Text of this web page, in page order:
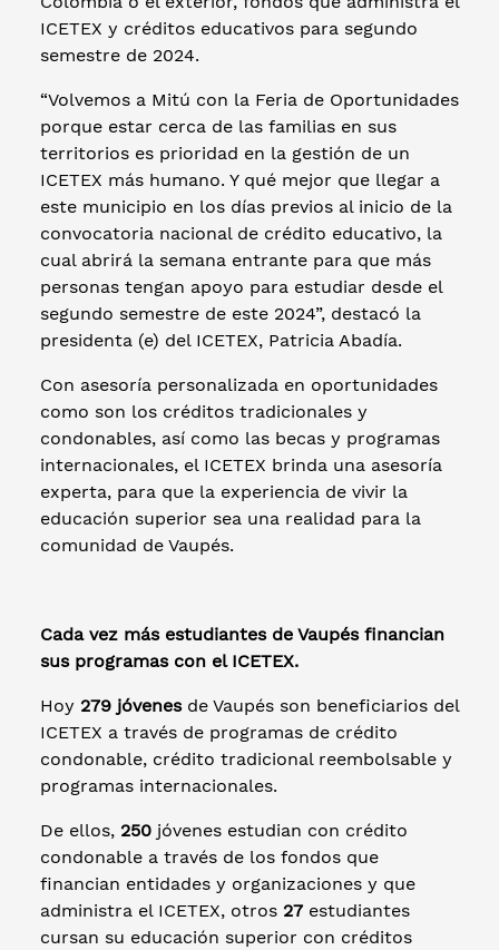
ICETEX y créditos educativos para segundo
semestre de 2024.
“Volvemos a Mitú con la Feria de Oportunidades
porque estar cerca de las familias en sus
territorios es prioridad en la gestión de un
ICETEX más humano. Y qué mejor que llegar a
este municipio en los días previos al inicio de la
convocatoria nacional de crédito educativo, la
cual abrirá la semana entrante para que más
personas tengan apoyo para estudiar desde el
segundo semestre de este 2024”, destacó la
presidenta (e) del ICETEX, Patricia Abadía.
Con asesoría personalizada en oportunidades
como son los créditos tradicionales y
condonables, así como las becas y programas
internacionales, el ICETEX brinda una asesoría
experta, para que la experiencia de vivir la
educación superior sea una realidad para la
comunidad de Vaupés.
Cada vez más estudiantes de Vaupés financian
sus programas con el ICETEX.
Hoy 279 jóvenesde Vaupés son beneficiarios del
ICETEX a través de programas de crédito
condonable, crédito tradicional reembolsable y
programas internacionales.
De ellos, 250 jóvenes estudian con crédito
condonable a través de los fondos que
financian entidades y organizaciones y que
administra el ICETEX, otros 27 estudiantes
cursan su educación superior con créditos